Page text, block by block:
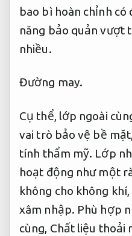
bao bì hoàn chỉnh có
năng bảo quản vượt
nhiều.
Đường may.
Cụ thể, lớp ngoài
vai trò bảo vệ bề
tính thẩm mỹ. Lớp
hoạt động như một
không cho không
xâm nhập. Phù hợp
cùng, Chất liệu thoải